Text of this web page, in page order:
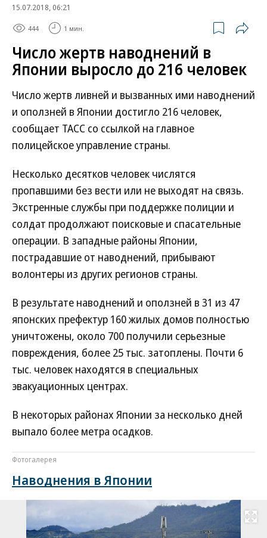
15.07.2018, 06:21
444 1 мин.
Число жертв наводнений в
Японии выросло до 216 человек
Число жертв ливней и вызванных ими наводнений
и оползней в Японии достигло 216 человек,
сообщает ТАСС со ссылкой на главное
полицейское управление страны.
Несколько десятков человек числятся
пропавшими без вести или не выходят на связь.
Экстренные службы при поддержке полиции и
солдат продолжают поисковые и спасательные
операции. В западные районы Японии,
пострадавшие от наводнений, прибывают
волонтеры из других регионов страны.
В результате наводнений и оползней в 31 из 47
японских префектур 160 жилых домов полностью
уничтожены, около 700 получили серьезные
повреждения, более 25 тыс. затоплены. Почти 6
тыс. человек находятся в специальных
эвакуационных центрах.
В некоторых районах Японии за несколько дней
выпало более метра осадков.
Фотогалерея
Наводнения в Японии
Развернуть